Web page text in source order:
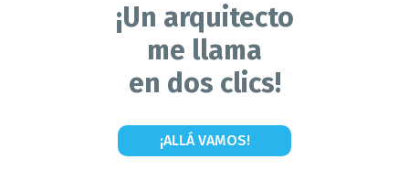
¡Un arquitecto
me llama
en dos clics!
¡ALLÁ VAMOS!